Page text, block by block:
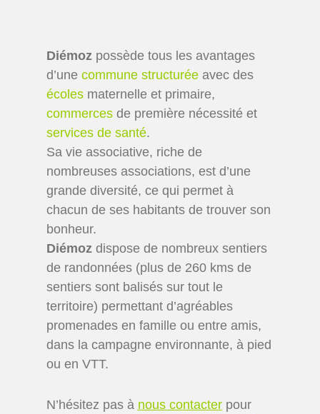
Diémoz possède tous les avantages
d’une commune structuréeavec des
écolesmaternelle et primaire,
commercesde première nécessité et
services de santé.
Sa vie associative, riche de
nombreuses associations, est d’une
grande diversité, ce qui permet à
chacun de ses habitants de trouver son
bonheur.
Diémoz dispose de nombreux sentiers
de randonnées (plus de 260 kms de
sentiers sont balisés sur tout le
territoire) permettant d’agréables
promenades en famille ou entre amis,
dans la campagne environnante, à pied
ou en VTT.
N’hésitez pas à nous contacterpour